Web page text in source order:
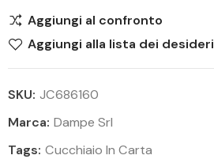
Aggiungi al confronto
Aggiungi alla lista dei desideri
SKU: JC686160
Marca: Dampe Srl
Tags: Cucchiaio In Carta